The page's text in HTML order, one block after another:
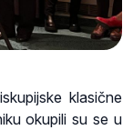
klasične
okupili su se u